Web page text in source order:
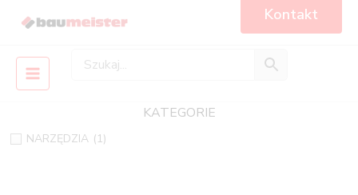
Kontakt
Main
KATEGORIE
NARZĘDZIA (1)